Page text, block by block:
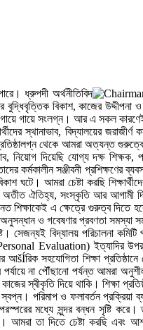
ধ্রুপদী অর্থনীতিবিদ
বিকাশ, কাজের উদ্দীপনা ও
গায়ে গায়ে সংলগ্ন। আর এ সকল
স্থানাভাব, বিদ্যালয়ের জরাজীর্ণ
প্রতিষ্ঠালগ্ন থেকে আমরা অত্যন্ত
নিয়োগ দিয়েছি যোগ্য দক্ষ
কর্মকালীন সঞ্জীবনী প্রশিক্ষণের
ঘটে। আমরা চেষ্টা করছি
অতীত ঐতিহ্য, সংস্কৃতি আর আগামী
শিক্ষাকেই এ ক্ষেত্রে গুরুত্ব দিতে
ও গবেষণার প্রবণতা সমস্যা
বিদ্যালয় পরিচালনা কমিটি
(Personal Evaluation) ইত্যাদির
সহযোগিতা শিক্ষা
না পৌঁছানো পর্যন্ত আমরা
স্বীকৃতি দিয়ে থাকি। শিক্ষা
পরিমাপ ও ফলাবর্তন প্রক্রিয়া
মধ্যে সুন্দর বন্ধন সৃষ্টি করে।
তা দিতে চেষ্টা করছি এবং আশা